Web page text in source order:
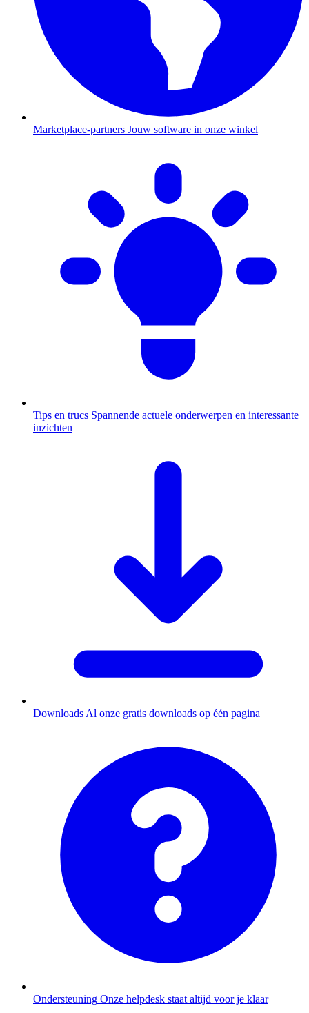
Marketplace-partners Jouw software in onze winkel
Tips en trucs Spannende actuele onderwerpen en interessante
inzichten
Downloads Al onze gratis downloads op één pagina
Ondersteuning Onze helpdesk staat altijd voor je klaar